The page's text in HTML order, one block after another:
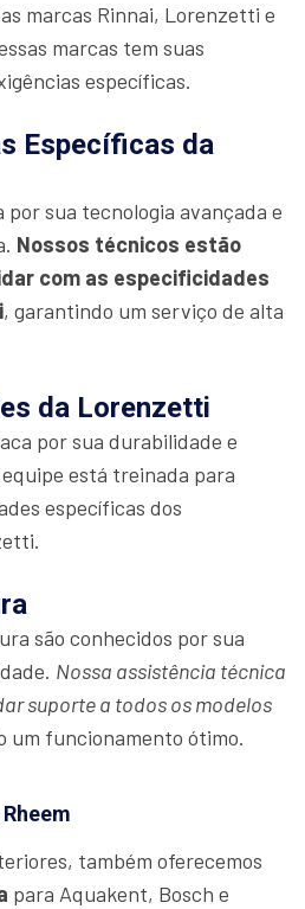
marcas Rinnai, Lorenzetti e
marcas tem suas
específicas.
Específicas da
por sua tecnologia avançada e
Nossos técnicos estão
com as especificidades
, garantindo um serviço de alta
da Lorenzetti
por sua durabilidade e
está treinada para
específicas dos
são conhecidos por sua
Nossa assistência técnica
suporte a todos os modelos
um funcionamento ótimo.
também oferecemos
para Aquakent, Bosch e